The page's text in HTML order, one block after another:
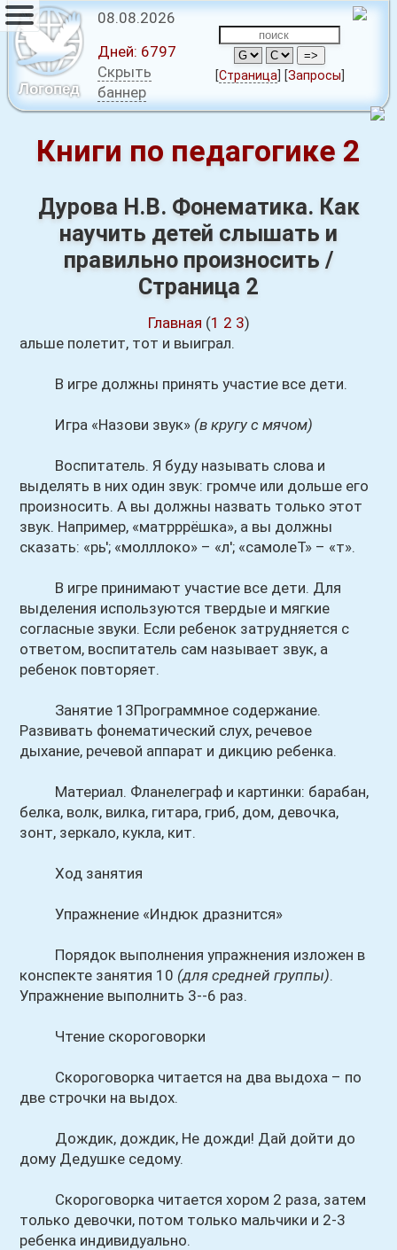
Логопед
08.08.2026
Дней: 6797
Скрыть
баннер
[Страница [Запросы
Книги по педагогике 2
Дурова Н.В. Фонематика. Как
научить детей слышать и
правильно произносить /
Страница 2
Главная (1 2 3)
альше полетит, тот и выиграл.
В игре должны принять участие все дети.
Игра «Назови звук» (в кругу с мячом)
Воспитатель. Я буду называть слова и
выделять в них один звук: громче или дольше его
произносить. А вы должны назвать только этот
звук. Например, «матрррёшка», а вы должны
сказать: «рь'; «молллоко» – «л'; «самолеТ» – «т».
В игре принимают участие все дети. Для
выделения используются твердые и мягкие
согласные звуки. Если ребенок затрудняется с
ответом, воспитатель сам называет звук, а
ребенок повторяет.
Занятие 13Программное содержание.
Развивать фонематический слух, речевое
дыхание, речевой аппарат и дикцию ребенка.
Материал. Фланелеграф и картинки: барабан,
белка, волк, вилка, гитара, гриб, дом, девочка,
зонт, зеркало, кукла, кит.
Ход занятия
Упражнение «Индюк дразнится»
Порядок выполнения упражнения изложен в
конспекте занятия 10 (для средней группы).
Упражнение выполнить 3--6 раз.
Чтение скороговорки
Скороговорка читается на два выдоха – по
две строчки на выдох.
Дождик, дождик, Не дожди! Дай дойти до
дому Дедушке седому.
Скороговорка читается хором 2 раза, затем
только девочки, потом только мальчики и 2-3
ребенка индивидуально.